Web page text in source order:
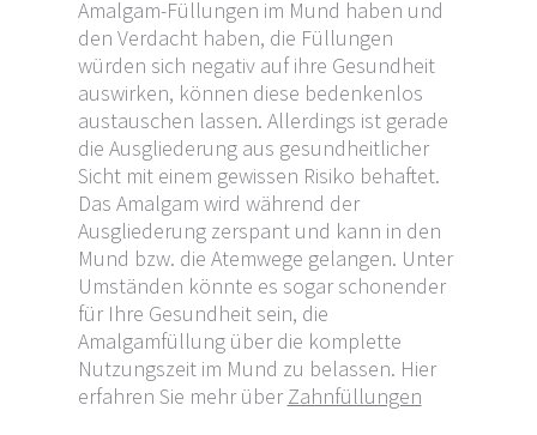
Amalgam-Füllungen im Mund haben und
den Verdacht haben, die Füllungen
würden sich negativ auf ihre Gesundheit
auswirken, können diese bedenkenlos
austauschen lassen. Allerdings ist gerade
die Ausgliederung aus gesundheitlicher
Sicht mit einem gewissen Risiko behaftet.
Das Amalgam wird während der
Ausgliederung zerspant und kann in den
Mund bzw. die Atemwege gelangen. Unter
Umständen könnte es sogar schonender
für Ihre Gesundheit sein, die
Amalgamfüllung über die komplette
Nutzungszeit im Mund zu belassen. Hier
erfahren Sie mehr über Zahnfüllungen